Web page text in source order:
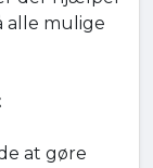
alle mulige
at gøre